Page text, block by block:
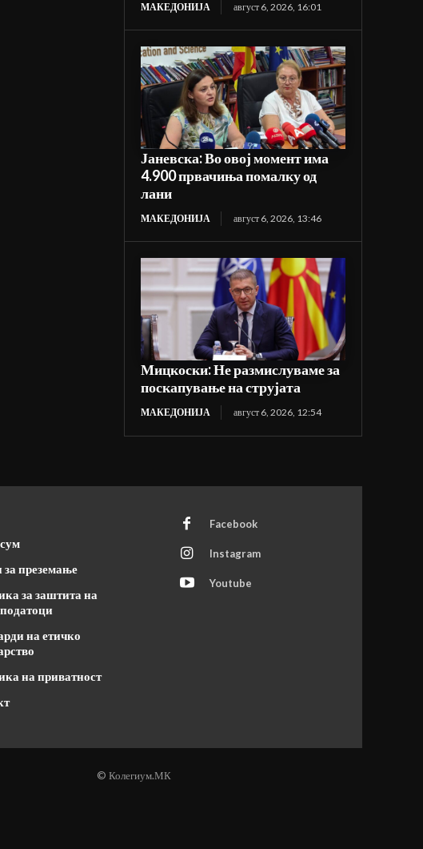
МАКЕДОНИЈА август 6, 2026, 16:01
Јаневска: Во овој момент има
4.900 првачиња помалку од
лани
МАКЕДОНИЈА август 6, 2026, 13:46
Мицкоски: Не размислуваме за
поскапување на струјата
МАКЕДОНИЈА август 6, 2026, 12:54
за преземање
за заштита на
на етичко
на приватност
Facebook
Instagram
Youtube
© Колегиум.МК